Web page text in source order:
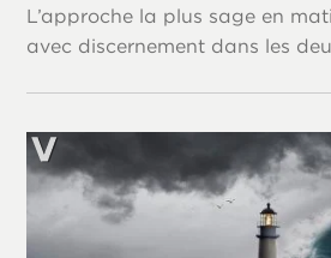
L’approche la plus sage en
avec discernement dans les